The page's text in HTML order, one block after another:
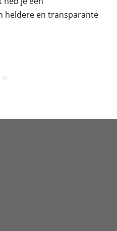
heldere en transparante